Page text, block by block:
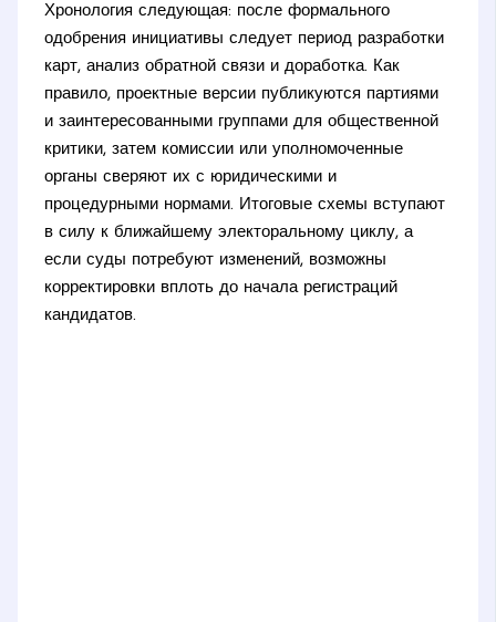
Хронология следующая: после формального
одобрения инициативы следует период разработки
карт, анализ обратной связи и доработка. Как
правило, проектные версии публикуются партиями
и заинтересованными группами для общественной
критики, затем комиссии или уполномоченные
органы сверяют их с юридическими и
процедурными нормами. Итоговые схемы вступают
в силу к ближайшему электоральному циклу, а
если суды потребуют изменений, возможны
корректировки вплоть до начала регистраций
кандидатов.